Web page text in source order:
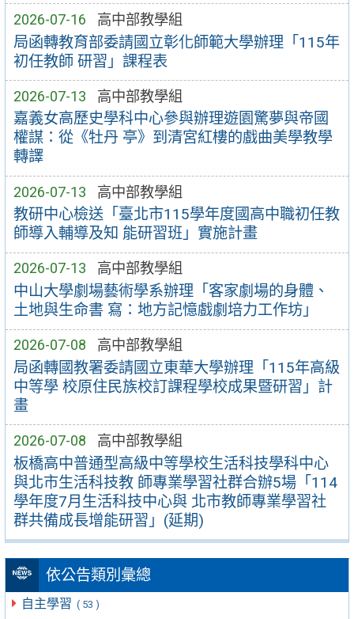
2026-07-16 高中部教學組
局函轉教育部委請國立彰化師範大學辦理「115年
初任教師 研習」課程表
2026-07-13 高中部教學組
嘉義女高歷史學科中心參與辦理遊園驚夢與帝國
權謀：從《牡丹 亭》到清宮紅樓的戲曲美學教學
轉譯
2026-07-13 高中部教學組
教研中心檢送「臺北市115學年度國高中職初任教
師導入輔導及知 能研習班」實施計畫
2026-07-13 高中部教學組
中山大學劇場藝術學系辦理「客家劇場的身體、
土地與生命書 寫：地方記憶戲劇培力工作坊」
2026-07-08 高中部教學組
局函轉國教署委請國立東華大學辦理「115年高級
中等學 校原住民族校訂課程學校成果暨研習」計
畫
2026-07-08 高中部教學組
板橋高中普通型高級中等學校生活科技學科中心
與北市生活科技教 師專業學習社群合辦5場「114
學年度7月生活科技中心與 北市教師專業學習社
群共備成長增能研習」(延期)
依公告類別彙總
自主學習 ( 53 )